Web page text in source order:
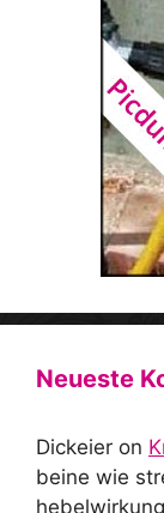
Neueste
Dickeier on
beine wie